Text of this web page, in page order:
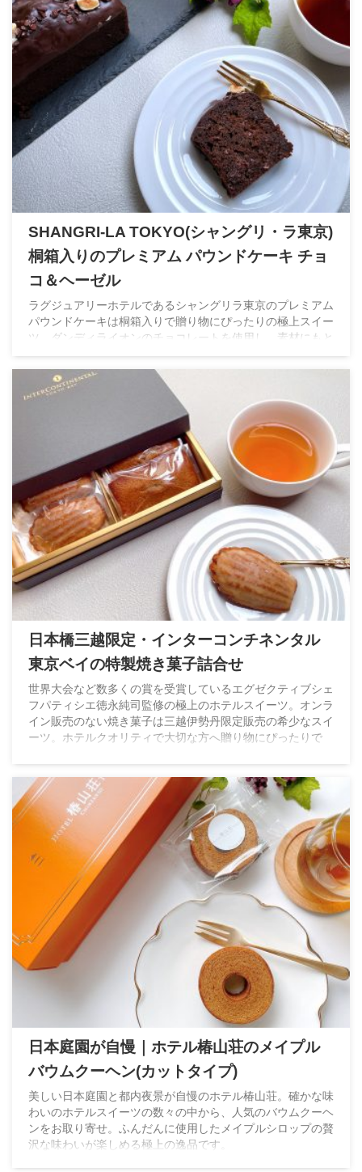
SHANGRI-LA TOKYO(シャングリ・ラ東京)
桐箱入りのプレミアム パウンドケーキ チョ
コ＆ヘーゼル
ラグジュアリーホテルであるシャングリラ東京のプレミアム
パウンドケーキは桐箱入りで贈り物にぴったりの極上スイー
ツ。ダンディライオンのチョコレートを使用し、素材にもと
日本橋三越限定・インターコンチネンタル
東京ベイの特製焼き菓子詰合せ
世界大会など数多くの賞を受賞しているエグゼクティブシェ
フパティシエ徳永純司監修の極上のホテルスイーツ。オンラ
イン販売のない焼き菓子は三越伊勢丹限定販売の希少なスイ
ーツ。ホテルクオリティで大切な方へ贈り物にぴったりで
日本庭園が自慢｜ホテル椿山荘のメイプル
バウムクーヘン(カットタイプ)
美しい日本庭園と都内夜景が自慢のホテル椿山荘。確かな味
わいのホテルスイーツの数々の中から、人気のバウムクーヘ
ンをお取り寄せ。ふんだんに使用したメイプルシロップの贅
沢な味わいが楽しめる極上の逸品です。